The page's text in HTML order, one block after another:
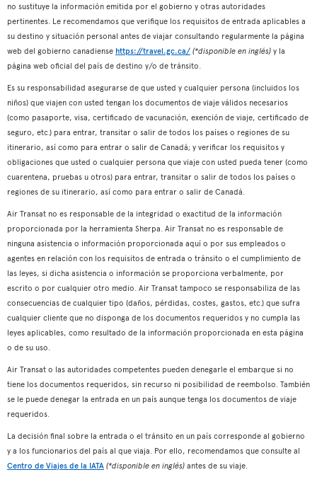
no sustituye la información emitida por el gobierno y otras autoridades
pertinentes. Le recomendamos que verifique los requisitos de entrada aplicables a
su destino y situación personal antes de viajar consultando regularmente la página
web del gobierno canadiense https://travel.gc.ca/ (*disponible en inglés) y la
página web oficial del país de destino y/o de tránsito.
Es su responsabilidad asegurarse de que usted y cualquier persona (incluidos los
niños) que viajen con usted tengan los documentos de viaje válidos necesarios
(como pasaporte, visa, certificado de vacunación, exención de viaje, certificado de
seguro, etc.) para entrar, transitar o salir de todos los países o regiones de su
itinerario, así como para entrar o salir de Canadá; y verificar los requisitos y
obligaciones que usted o cualquier persona que viaje con usted pueda tener (como
cuarentena, pruebas u otros) para entrar, transitar o salir de todos los países o
regiones de su itinerario, así como para entrar o salir de Canadá.
Air Transat no es responsable de la integridad o exactitud de la información
proporcionada por la herramienta Sherpa. Air Transat no es responsable de
ninguna asistencia o información proporcionada aquí o por sus empleados o
agentes en relación con los requisitos de entrada o tránsito o el cumplimiento de
las leyes, si dicha asistencia o información se proporciona verbalmente, por
escrito o por cualquier otro medio. Air Transat tampoco se responsabiliza de las
consecuencias de cualquier tipo (daños, pérdidas, costes, gastos, etc.) que sufra
cualquier cliente que no disponga de los documentos requeridos y no cumpla las
leyes aplicables, como resultado de la información proporcionada en esta página
o de su uso.
Air Transat o las autoridades competentes pueden denegarle el embarque si no
tiene los documentos requeridos, sin recurso ni posibilidad de reembolso. También
se le puede denegar la entrada en un país aunque tenga los documentos de viaje
requeridos.
La decisión final sobre la entrada o el tránsito en un país corresponde al gobierno
y a los funcionarios del país al que viaja. Por ello, recomendamos que consulte al
Centro de Viajes de la IATA (*disponible en inglés) antes de su viaje.